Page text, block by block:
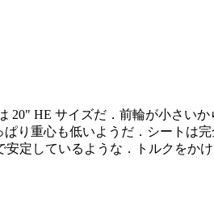
20" HE サイズだ．前輪が小さい
り重心も低いようだ．シートは
安定しているような．トルクをか